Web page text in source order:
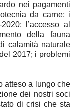
nei pagamenti
da carne; i
l’accesso al
della fauna
calamità naturale
2017; i problemi
atteso a lungo che
dei nostri soci
di crisi che sta